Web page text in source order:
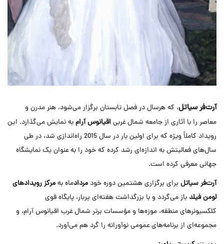
آرت‌فر سیاتل، که هرسال در فصل تابستان برگزار می‌شود، هنر مدرن و
معاصر را با آثاری از جامعه شمال غربیاقیانوس آرامبه نمایش می‌گذارد. این
رویداد کاملاً ویژه که برای اولین بار در سال 2015 راه‌اندازی شد، در طی
سال‌های فعالیتش به اندازه‌ای رشد کرده که خود را به عنوان یک نمایشگاه
جهانی معرفی کرده است.
آرت‌فر سیاتل برای برگزاری هشتمین دوره خود مردادماه بهمرکز رویدادهای
لومن فیلد باز می‌گردد و با بزرگداشت هفته‌ای پربار، پایگاه قوی
کلکسیونرهای منطقه، موزه‌ها و مؤسسات برتر شمال غرب اقیانوس آرام، و
مجموعه‌ای از برنامه‌های عمومی نوآورانه را گرد هم می‌آورد.